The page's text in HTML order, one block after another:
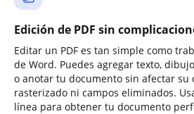
Edición de PDF sin
Editar un PDF es tan simple como
de Word. Puedes agregar texto,
o anotar tu documento sin afectar su
rasterizado ni campos eliminados.
línea para obtener tu documento